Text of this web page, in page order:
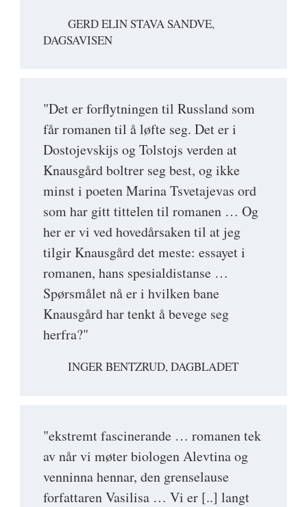
GERD ELIN STAVA SANDVE,
DAGSAVISEN
"Det er forflytningen til Russland som
får romanen til å løfte seg. Det er i
Dostojevskijs og Tolstojs verden at
Knausgård boltrer seg best, og ikke
minst i poeten Marina Tsvetajevas ord
som har gitt tittelen til romanen … Og
her er vi ved hovedårsaken til at jeg
tilgir Knausgård det meste: essayet i
romanen, hans spesialdistanse …
Spørsmålet nå er i hvilken bane
Knausgård har tenkt å bevege seg
herfra?"
INGER BENTZRUD, DAGBLADET
"ekstremt fascinerande … romanen tek
av når vi møter biologen Alevtina og
venninna hennar, den grenselause
forfattaren Vasilisa … Vi er [..] langt